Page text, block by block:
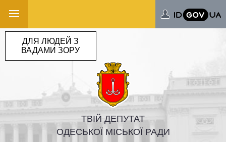
ТВІЙ ДЕПУТАТ
ОДЕСЬКОЇ МІСЬКОЇ РАДИ
ДЛЯ ЛЮДЕЙ З
ВАДАМИ ЗОРУ